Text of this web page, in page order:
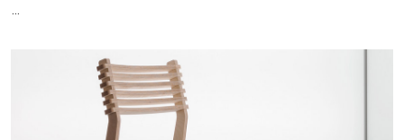
...